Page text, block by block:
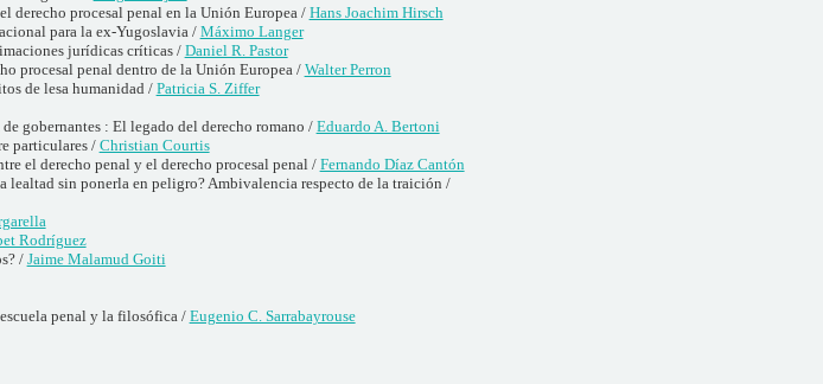
derecho procesal penal en la Unión Europea / Hans Joachim Hirsch
para la ex-Yugoslavia / Máximo Langer
jurídicas críticas / Daniel R. Pastor
procesal penal dentro de la Unión Europea / Walter Perron
de lesa humanidad /Patricia S. Ziffer
gobernantes : El legado del derecho romano / Eduardo A. Bertoni
particulares / Christian Courtis
el derecho penal y el derecho procesal penal / Fernando Díaz Cantón
lealtad sin ponerla en peligro? Ambivalencia respecto de la traición /
Rodríguez
/ Jaime Malamud Goiti
penal y la filosófica /Eugenio C. Sarrabayrouse